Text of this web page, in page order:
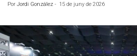
Por Jordi González - 15 de juny de 2026